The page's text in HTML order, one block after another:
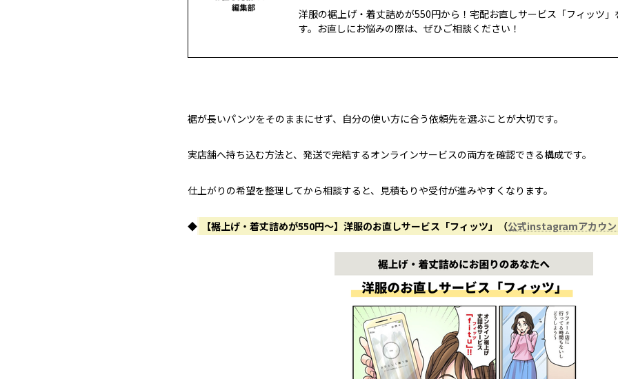
洋服の裾上げ・着丈詰めが550円から！宅配お直しサービス「フィッツ」
す。お直しにお悩みの際は、ぜひご相談ください！
裾が長いパンツをそのままにせず、自分の使い方に合う依頼先を選ぶことが大切です。
実店舗へ持ち込む方法と、発送で完結するオンラインサービスの両方を確認できる構成です。
仕上がりの希望を整理してから相談すると、見積もりや受付が進みやすくなります。
◆ 【裾上げ・着丈詰めが550円〜】洋服のお直しサービス「フィッツ」（公式instagramアカウン